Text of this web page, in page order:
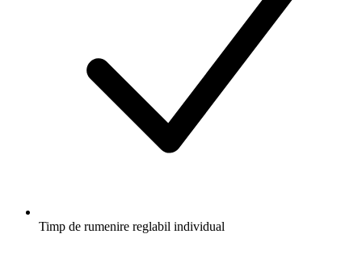
Timp de rumenire reglabil individual